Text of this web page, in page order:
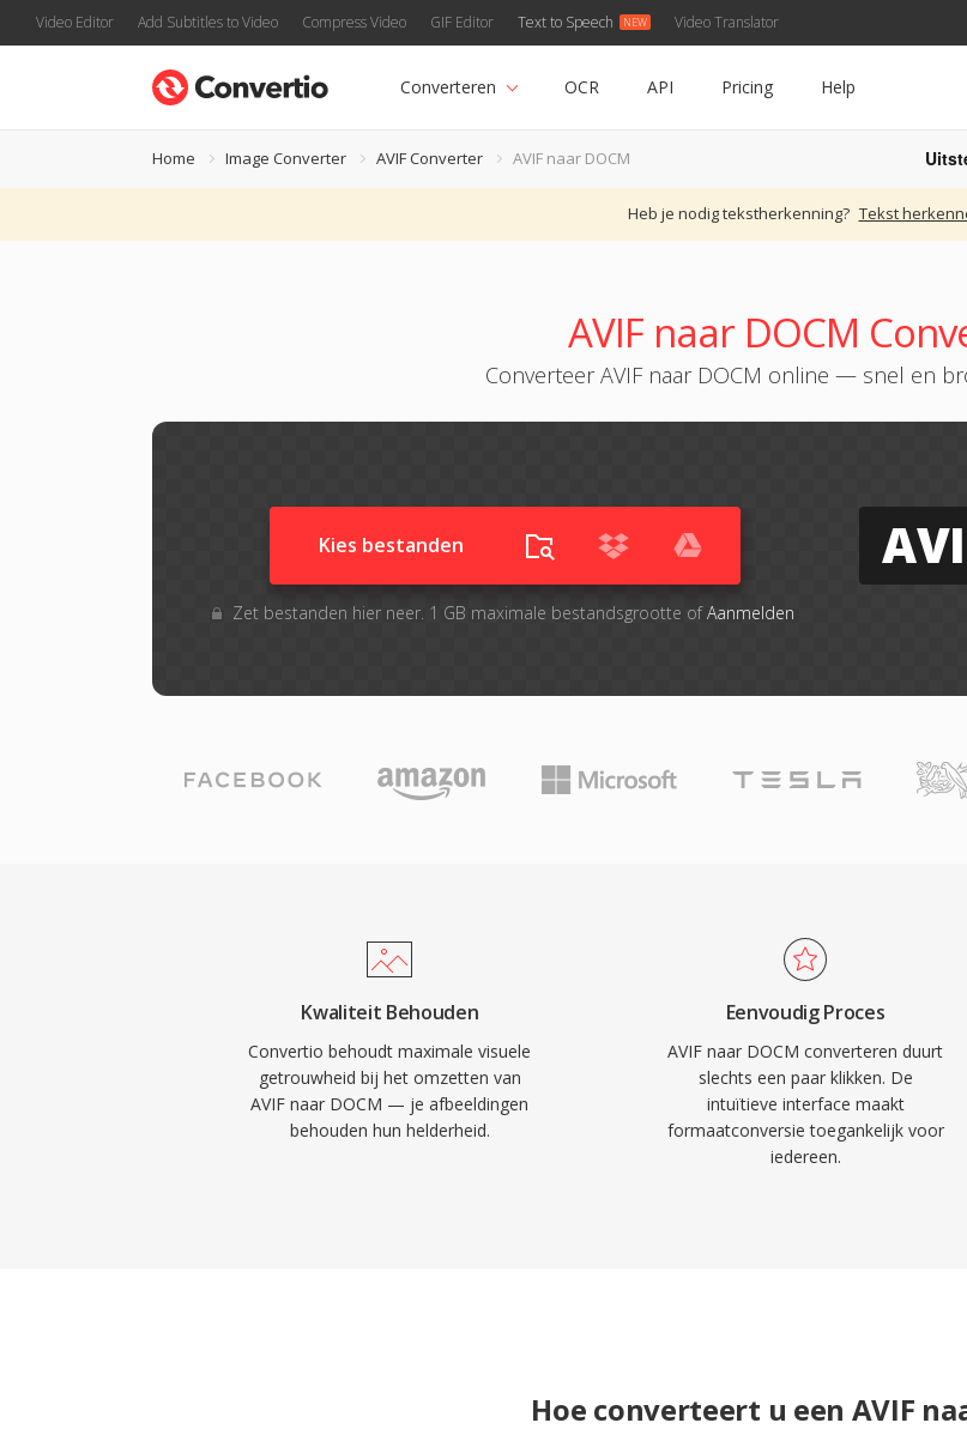
Video Editor Add Subtitles to Video Compress Video GIF Editor Text to Speech Video Translator
Converteren OCR API Pricing Help
Home Image Converter AVIF Converter AVIF naar DOCM
Heb je nodig tekstherkenning? Tekst
AVIF naar DOCM
Converteer AVIF naar DOCM online — snel en
Kies bestanden
Zet bestanden hier neer. 1 GB maximale bestandsgrootte ofAanmelden
Kwaliteit Behouden
Convertio behoudt maximale visuele
getrouwheid bij het omzetten van
AVIF naar DOCM — je afbeeldingen
behouden hun helderheid.
Eenvoudig Proces
AVIF naar DOCM converteren duurt
slechts een paar klikken. De
intuïtieve interface maakt
formaatconversie toegankelijk voor
iedereen.
Hoe converteert u een AVIF